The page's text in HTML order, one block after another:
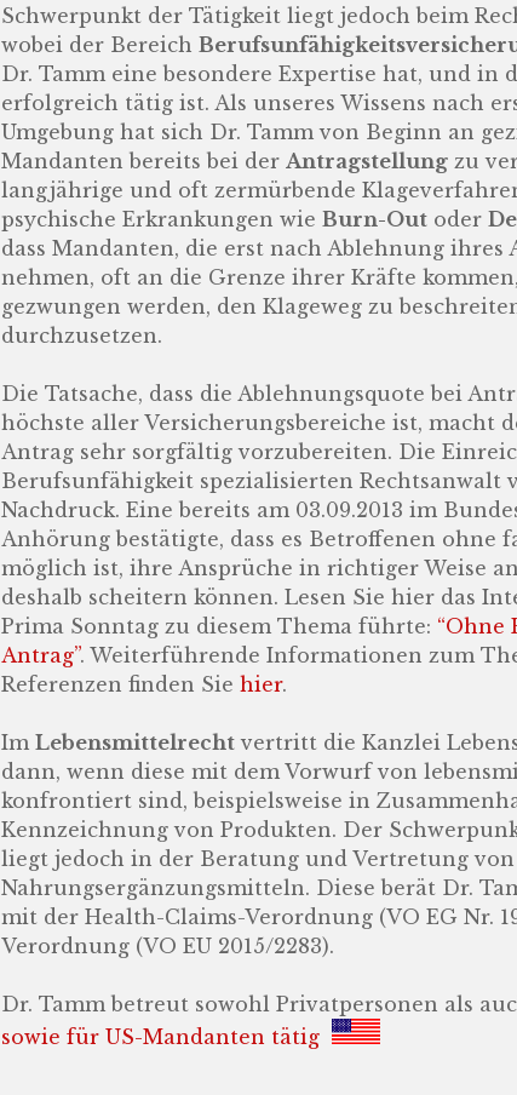
Schwerpunkt der Tätigkeit liegt jedoch beim
wobei der Bereich
Dr. Tamm eine besondere Expertise hat, und in
erfolgreich tätig ist. Als unseres Wissens nach
Umgebung hat sich Dr. Tamm von Beginn an
Mandanten bereits bei der Antragstellungzu
langjährige und oft zermürbende
psychische Erkrankungen wie Burn-Outoder
dass Mandanten, die erst nach Ablehnung
nehmen, oft an die Grenze ihrer Kräfte
gezwungen werden, den Klageweg zu
durchzusetzen.
Die Tatsache, dass die Ablehnungsquote bei
höchste aller Versicherungsbereiche ist, macht
Antrag sehr sorgfältig vorzubereiten. Die
Berufsunfähigkeit spezialisierten Rechtsanwalt
Nachdruck. Eine bereits am 03.09.2013 im
Anhörung bestätigte, dass es Betroffenen
möglich ist, ihre Ansprüche in richtiger Weise
deshalb scheitern können. Lesen Sie hier das
Prima Sonntag zu diesem Thema führte: “Ohne
Antrag”. Weiterführende Informationen zum
Referenzen finden Sie hier.
Im Lebensmittelrechtvertritt die Kanzlei
dann, wenn diese mit dem Vorwurf von
konfrontiert sind, beispielsweise in
Kennzeichnung von Produkten. Der
liegt jedoch in der Beratung und Vertretung
Nahrungsergänzungsmitteln. Diese berät Dr.
mit der Health-Claims-Verordnung (VO EG Nr.
Verordnung (VO EU 2015/2283).
Dr. Tamm betreut sowohl Privatpersonen als
sowie für US-Mandanten tätig